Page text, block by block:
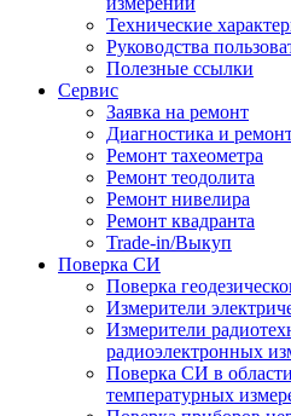
Технические
Руководства
Полезные ссылки
Сервис
Заявка на ремонт
Диагностика и
Ремонт тахеометра
Ремонт теодолита
Ремонт нивелира
Ремонт квадранта
Trade-in/Выкуп
Поверка СИ
Поверка
Измерители
Измерители
радиоэлектронных
Поверка СИ в
температурных